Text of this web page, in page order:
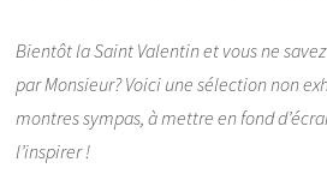
Bientôt la Saint Valentin et vous ne
par Monsieur? Voici une sélection non
montres sympas, à mettre en fond
l’inspirer !